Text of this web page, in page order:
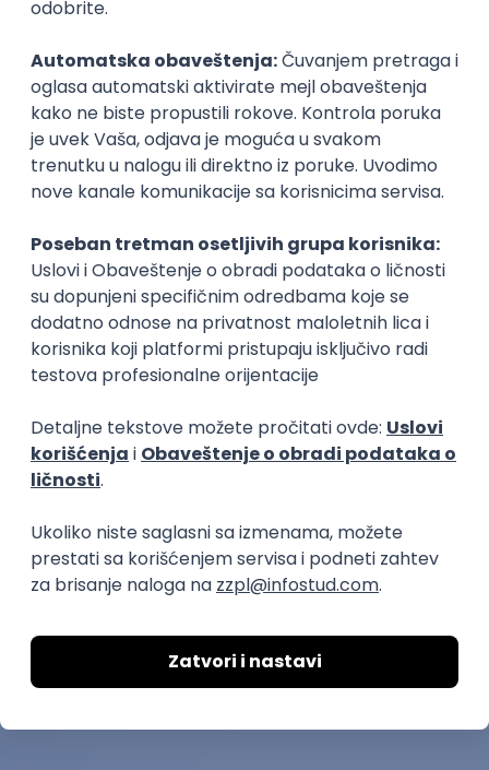
Zanimanja posle studija
Tehničar za grejanje, ventilaciju i klimatizaciju
proizvodnja i montaža kontrola kvaliteta
Poslovi posle studija
Junior operater pakovanja
Omladinska Zadruga DOB
20.08.2026. Beograd
Šef
hemije –
Snaga mladosti OZ
08.08.2026.